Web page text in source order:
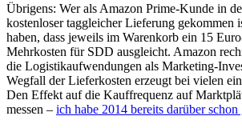
Übrigens: Wer als Amazon Prime-Kunde in
kostenloser taggleicher Lieferung gekommen
haben, dass jeweils im Warenkorb ein 15
Mehrkosten für SDD ausgleicht. Amazon
die Logistikaufwendungen als Marketing-
Wegfall der Lieferkosten erzeugt bei vielen
Den Effekt auf die Kauffrequenz auf
messen – ich habe 2014 bereits darüber schon